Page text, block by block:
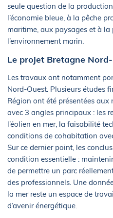
seule question de la
l’économie bleue, à la pêche
maritime, aux paysages et à la
l’environnement marin.
Le projet Bretagne
Les travaux ont notamment
Nord-Ouest. Plusieurs études
Région ont été présentées aux
avec 3 angles principaux : les
l’éolien en mer, la faisabilité
conditions de cohabitation
Sur ce dernier point, les
condition essentielle :
de permettre un parc
des professionnels. Une
la mer reste un espace de
d’avenir énergétique.